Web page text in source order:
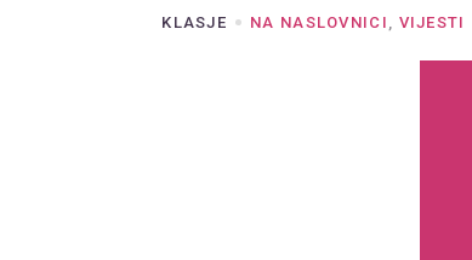
KLASJE NA NASLOVNICI , VIJESTI